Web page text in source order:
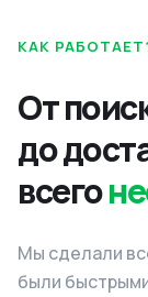
КАК
От
до
всего
Мы сделали
были